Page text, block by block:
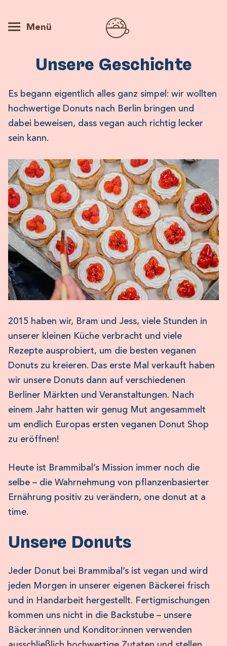
Menü
Unsere Geschichte
Es begann eigentlich alles ganz simpel: wir wollten
hochwertige Donuts nach Berlin bringen und
dabei beweisen, dass vegan auch richtig lecker
sein kann.
2015 haben wir, Bram und Jess, viele Stunden in
unserer kleinen Küche verbracht und viele
Rezepte ausprobiert, um die besten veganen
Donuts zu kreieren. Das erste Mal verkauft haben
wir unsere Donuts dann auf verschiedenen
Berliner Märkten und Veranstaltungen. Nach
einem Jahr hatten wir genug Mut angesammelt
um endlich Europas ersten veganen Donut Shop
zu eröffnen!
Heute ist Brammibal’s Mission immer noch die
selbe – die Wahrnehmung von pflanzenbasierter
Ernährung positiv zu verändern, one donut at a
time.
Unsere Donuts
Jeder Donut bei Brammibal’s ist vegan und wird
jeden Morgen in unserer eigenen Bäckerei frisch
und in Handarbeit hergestellt. Fertigmischungen
kommen uns nicht in die Backstube – unsere
Bäcker:innen und Konditor:innen verwenden